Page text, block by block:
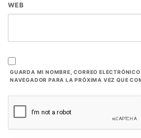
WEB
GUARDA MI NOMBRE, CORREO
NAVEGADOR PARA LA PRÓXIMA VEZ QUE